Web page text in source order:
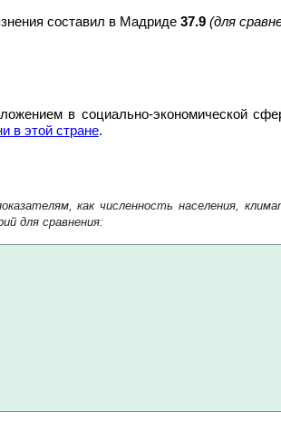
составил в Мадриде 37.9 (для
в социально-экономической
в этой стране.
как численность населения,
для сравнения: